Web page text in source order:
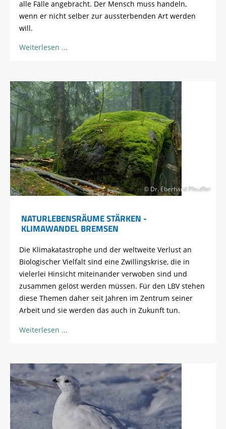
alle Fälle angebracht. Der Mensch muss handeln,
wenn er nicht selber zur aussterbenden Art werden
will.
Weiterlesen
© Dr. Eberhard Pfeuffer
NATURLEBENSRÄUME STÄRKEN -
KLIMAWANDEL BREMSEN
Die Klimakatastrophe und der weltweite Verlust an
Biologischer Vielfalt sind eine Zwillingskrise, die in
vielerlei Hinsicht miteinander verwoben sind und
zusammen gelöst werden müssen. Für den LBV stehen
diese Themen daher seit Jahren im Zentrum seiner
Arbeit und sie werden das auch in Zukunft tun.
Weiterlesen